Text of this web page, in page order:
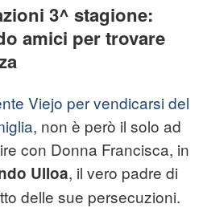
3^ stagione:
amici per trovare
Viejo per vendicarsi del
, non è però il solo ad
con Donna Francisca, in
Ulloa, il vero padre di
delle sue persecuzioni.